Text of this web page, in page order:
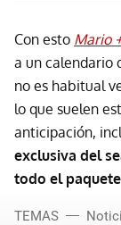
Con esto Mario
a un calendario
no es habitual
lo que suelen
anticipación,
exclusiva del
todo el
TEMAS